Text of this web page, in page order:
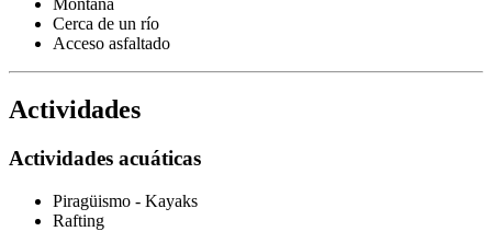
Montaña
Cerca de un río
Acceso asfaltado
Actividades
Actividades acuáticas
Piragüismo - Kayaks
Rafting